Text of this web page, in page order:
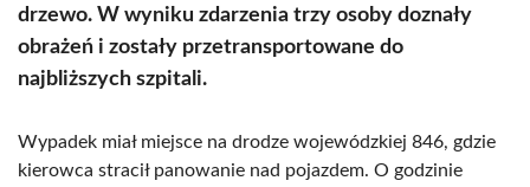
drzewo. W wyniku zdarzenia trzy osoby doznały
obrażeń i zostały przetransportowane do
najbliższych szpitali.
Wypadek miał miejsce na drodze wojewódzkiej 846, gdzie
kierowca stracił panowanie nad pojazdem. O godzinie